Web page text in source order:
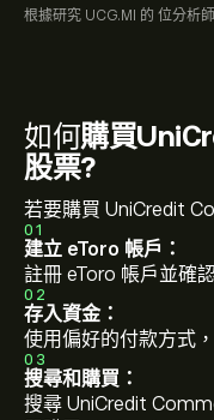
根據研究 UCG.MI 的 位分析師
如何購買
股票?
若要購買 UniCredit
01
建立 eToro 帳戶：
註冊 eToro 帳戶並確
02
存入資金：
使用偏好的付款方式
03
搜尋和購買：
搜尋 UniCredit